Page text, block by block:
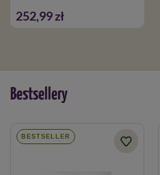
252,99 zł
Bestsellery
BESTSELLER